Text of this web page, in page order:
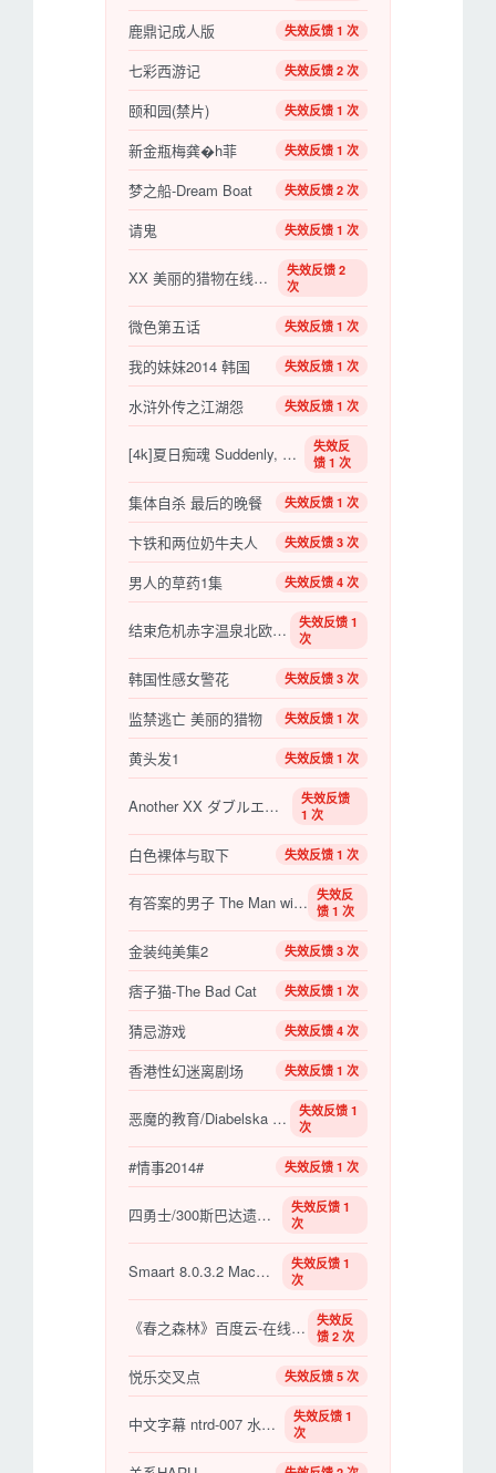
鹿鼎记成人版 失效反馈 1 次
七彩西游记 失效反馈 2 次
颐和园(禁片) 失效反馈 1 次
新金瓶梅龚�h菲 失效反馈 1 次
梦之船-Dream Boat 失效反馈 2 次
请鬼 失效反馈 1 次
XX 美丽的猎物在线观看
失效反馈 2
次
微色第五话 失效反馈 1 次
我的妹妹2014 韩国 失效反馈 1 次
水浒外传之江湖怨 失效反馈 1 次
[4k]夏日痴魂 Suddenly, Last Summer (1959)
失效反
馈 1 次
集体自杀 最后的晚餐 失效反馈 1 次
卞铁和两位奶牛夫人 失效反馈 3 次
男人的草药1集 失效反馈 4 次
结束危机赤字温泉北欧性救世主
失效反馈 1
次
韩国性感女警花 失效反馈 3 次
监禁逃亡 美丽的猎物 失效反馈 1 次
黄头发1 失效反馈 1 次
Another XX ダブルエックス 狂爱
失效反馈
1 次
白色裸体与取下 失效反馈 1 次
有答案的男子 The Man with the Answers【2021】【塞浦路斯 / 希腊 / 意大利】【剧情/同性】 失效反
馈 1 次
金装纯美集2 失效反馈 3 次
痞子猫-The Bad Cat 失效反馈 1 次
猜忌游戏 失效反馈 4 次
香港性幻迷离剧场 失效反馈 1 次
恶魔的教育/Diabelska edukacja
失效反馈 1
次
#情事2014# 失效反馈 1 次
四勇士/300斯巴达遗孀H版
失效反馈 1
次
Smaart 8.0.3.2 Mac破解版
失效反馈 1
次
《春之森林》百度云-在线观看-超清BD1080P|意大利
失效反
馈 2 次
悦乐交叉点 失效反馈 5 次
中文字幕 ntrd-007 水泽まお
失效反馈 1
次